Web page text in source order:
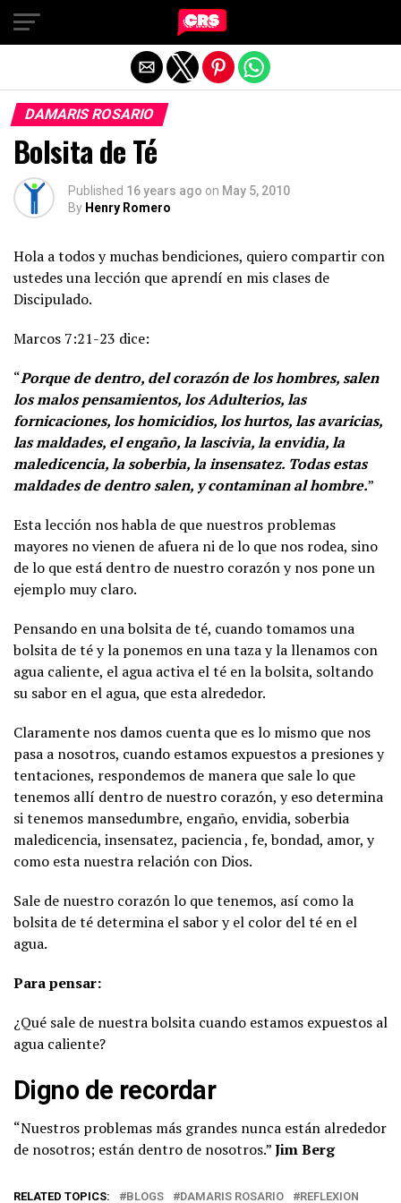
DAMARIS ROSARIO
Bolsita de Té
Published 16 years ago on May 5, 2010
By Henry Romero
Hola a todos y muchas bendiciones, quiero compartir con
ustedes una lección que aprendí en mis clases de
Discipulado.
Marcos 7:21-23 dice:
“Porque de dentro, del corazón de los hombres, salen
los malos pensamientos, los Adulterios, las
fornicaciones, los homicidios, los hurtos, las avaricias,
las maldades, el engaño, la lascivia, la envidia, la
maledicencia, la soberbia, la insensatez. Todas estas
maldades de dentro salen, y contaminan al hombre.”
Esta lección nos habla de que nuestros problemas
mayores no vienen de afuera ni de lo que nos rodea, sino
de lo que está dentro de nuestro corazón y nos pone un
ejemplo muy claro.
Pensando en una bolsita de té, cuando tomamos una
bolsita de té y la ponemos en una taza y la llenamos con
agua caliente, el agua activa el té en la bolsita, soltando
su sabor en el agua, que esta alrededor.
Claramente nos damos cuenta que es lo mismo que nos
pasa a nosotros, cuando estamos expuestos a presiones y
tentaciones, respondemos de manera que sale lo que
tenemos allí dentro de nuestro corazón, y eso determina
si tenemos mansedumbre, engaño, envidia, soberbia
maledicencia, insensatez, paciencia , fe, bondad, amor, y
como esta nuestra relación con Dios.
Sale de nuestro corazón lo que tenemos, así como la
bolsita de té determina el sabor y el color del té en el
agua.
Para pensar:
¿Qué sale de nuestra bolsita cuando estamos expuestos al
agua caliente?
Digno de recordar
“Nuestros problemas más grandes nunca están alrededor
de nosotros; están dentro de nosotros.”Jim Berg
RELATED TOPICS: BLOGS DAMARIS ROSARIO REFLEXION
Exit mobile version